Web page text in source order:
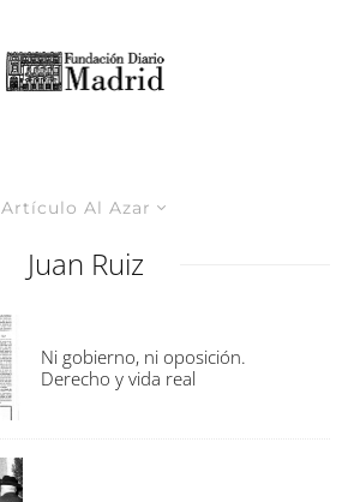
Artículo Al Azar
Juan Ruiz
Ni gobierno, ni oposición.
Derecho y vida real